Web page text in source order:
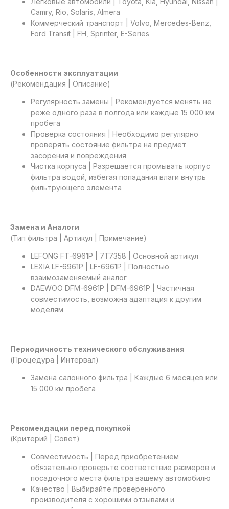
Camry, Rio, Solaris, Almera
Коммерческий транспорт | Volvo, Mercedes-Benz,
Ford Transit | FH, Sprinter, E-Series
Особенности эксплуатации
(Рекомендация | Описание)
Регулярность замены | Рекомендуется менять не
реже одного раза в полгода или каждые 15 000 км
пробега
Проверка состояния | Необходимо регулярно
проверять состояние фильтра на предмет
засорения и повреждения
Чистка корпуса | Разрешается промывать корпус
фильтра водой, избегая попадания влаги внутрь
фильтрующего элемента
Замена и Аналоги
(Тип фильтра | Артикул | Примечание)
LEFONG FT-6961P | 7T7358 | Основной артикул
LEXIA LF-6961P | LF-6961P | Полностью
взаимозаменяемый аналог
DAEWOO DFM-6961P | DFM-6961P | Частичная
совместимость, возможна адаптация к другим
моделям
Периодичность технического обслуживания
(Процедура | Интервал)
Замена салонного фильтра | Каждые 6 месяцев или
15 000 км пробега
Рекомендации перед покупкой
(Критерий | Совет)
Совместимость | Перед приобретением
обязательно проверьте соответствие размеров и
посадочного места фильтра вашему автомобилю
Качество | Выбирайте проверенного
производителя с хорошими отзывами и